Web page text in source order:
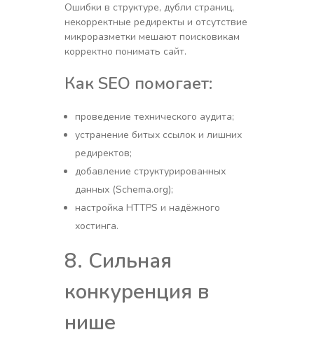
Ошибки в структуре, дубли страниц,
некорректные редиректы и отсутствие
микроразметки мешают поисковикам
корректно понимать сайт.
Как SEO помогает:
проведение технического аудита;
устранение битых ссылок и лишних
редиректов;
добавление структурированных
данных (Schema.org);
настройка HTTPS и надёжного
хостинга.
8. Сильная
конкуренция в
нише